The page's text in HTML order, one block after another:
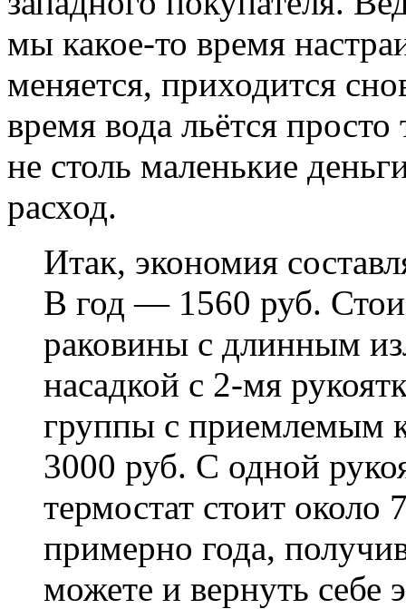
мы какое-то время
меняется, приходится
время вода льётся
не столь маленькие
расход.
Итак, экономия
В год — 1560 руб.
раковины с длинным
насадкой с 2-мя
группы с приемлемым
3000 руб. С одной
термостат стоит около
примерно года,
можете и вернуть себе